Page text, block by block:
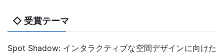
◇ 受賞テーマ
Spot Shadow: インタラクティブな空間デザインに向けた